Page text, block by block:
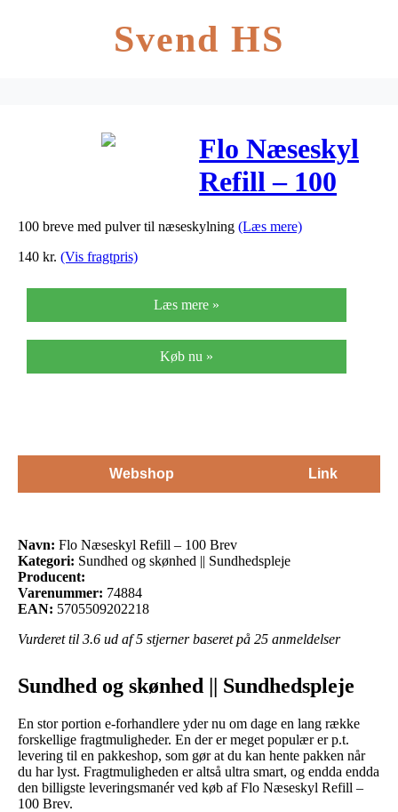
Svend HS
Flo Næseskyl
Refill – 100
Brev
100 breve med pulver til næseskylning (Læs mere)
140 kr. (Vis fragtpris)
Læs mere »
Køb nu »
Webshop Link
Navn: Flo Næseskyl Refill – 100 Brev
Kategori: Sundhed og skønhed || Sundhedspleje
Producent:
Varenummer: 74884
EAN: 5705509202218
Vurderet til 3.6 ud af 5 stjerner baseret på 25 anmeldelser
Sundhed og skønhed || Sundhedspleje
En stor portion e-forhandlere yder nu om dage en lang række
forskellige fragtmuligheder. En der er meget populær er p.t.
levering til en pakkeshop, som gør at du kan hente pakken når
du har lyst. Fragtmuligheden er altså ultra smart, og endda endda
den billigste leveringsmanér ved køb af Flo Næseskyl Refill –
100 Brev.